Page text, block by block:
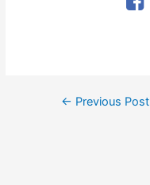
Post← Previous Post